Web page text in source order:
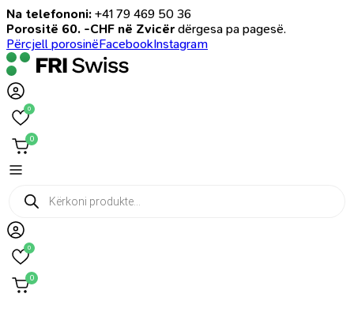
Na telefononi: +41 79 469 50 36
Porositë 60. -CHF në Zvicër dërgesa pa pagesë.
Përcjell porosinëFacebookInstagram
0
0
Products
search
0
0